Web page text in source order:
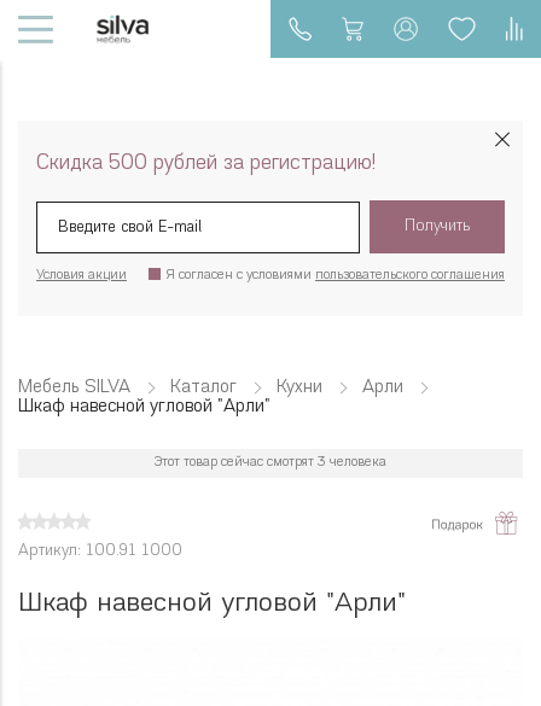
Скидка 500 рублей за регистрацию!
Получить
Я согласен с условиями пользовательского соглашения
Условия акции
Мебель SILVA Каталог Кухни
Арли
Шкаф навесной угловой "Арли"
Артикул: 100.91 1000
Этот товар сейчас смотрят 3 человека
Шкаф навесной угловой "Арли"